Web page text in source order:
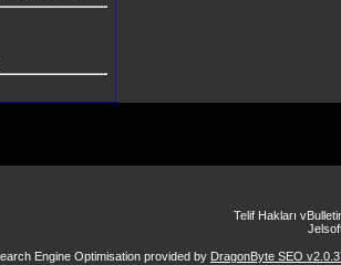
Telif Hakları
Engine Optimisation provided by DragonByte SEO